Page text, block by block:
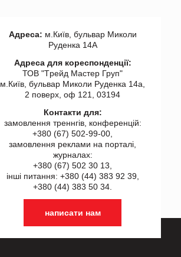
Адреса: м.Київ, бульвар Миколи
Руденка 14А
Адреса для кореспонденції:
ТОВ "Tрейд Мастер Груп"
м.Київ, бульвар Миколи Руденка 14а,
2 поверх, оф 121, 03194
Контакти для:
замовлення треннгів, конференцій:
+380 (67) 502-99-00,
замовлення реклами на порталі,
журналах:
+380 (67) 502 30 13,
інші питання: +380 (44) 383 92 39,
+380 (44) 383 50 34.
написати нам